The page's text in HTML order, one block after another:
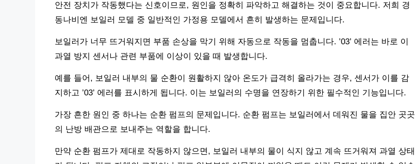
안전 장치가 작동했다는 신호이므로, 원인을 정확히 파악하고 해결하는 것이 중요합니다. 저희 경
동나비엔 보일러 모델 중 일반적인 가정용 모델에서 흔히 발생하는 문제입니다.
보일러가 너무 뜨거워지면 부품 손상을 막기 위해 자동으로 작동을 멈춥니다. ’03’ 에러는 바로 이
과열 방지 센서나 관련 부품에 이상이 있을 때 발생합니다.
예를 들어, 보일러 내부의 물 순환이 원활하지 않아 온도가 급격히 올라가는 경우, 센서가 이를 감
지하고 ’03’ 에러를 표시하게 됩니다. 이는 보일러의 수명을 연장하기 위한 필수적인 기능입니다.
가장 흔한 원인 중 하나는 순환 펌프의 문제입니다. 순환 펌프는 보일러에서 데워진 물을 집안 곳곳
의 난방 배관으로 보내주는 역할을 합니다.
만약 순환 펌프가 제대로 작동하지 않으면, 보일러 내부의 물이 식지 않고 계속 뜨거워져 과열 상태